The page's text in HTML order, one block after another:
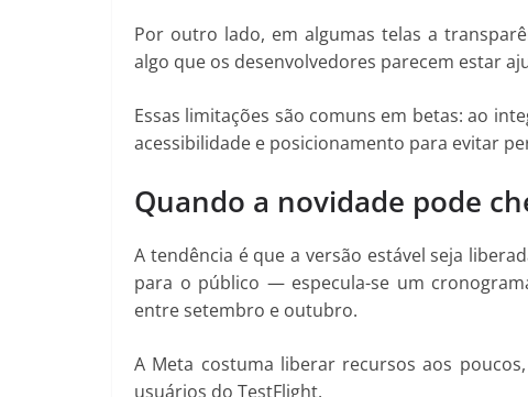
Por outro lado, em algumas telas a
algo que os desenvolvedores parecem estar
Essas limitações são comuns em betas: ao
acessibilidade e posicionamento para evitar
Quando a novidade pode
A tendência é que a versão estável seja
para o público — especula-se um
entre setembro e outubro.
A Meta costuma liberar recursos aos
usuários do TestFlight.